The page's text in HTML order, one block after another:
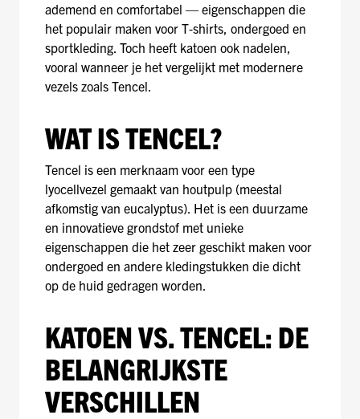
ademend en comfortabel — eigenschappen die
het populair maken voor T‑shirts, ondergoed en
sportkleding. Toch heeft katoen ook nadelen,
vooral wanneer je het vergelijkt met modernere
vezels zoals Tencel.
WAT IS TENCEL?
Tencel is een merknaam voor een type
lyocellvezel gemaakt van houtpulp (meestal
afkomstig van eucalyptus). Het is een duurzame
en innovatieve grondstof met unieke
eigenschappen die het zeer geschikt maken voor
ondergoed en andere kledingstukken die dicht
op de huid gedragen worden.
KATOEN VS. TENCEL: DE
BELANGRIJKSTE
VERSCHILLEN